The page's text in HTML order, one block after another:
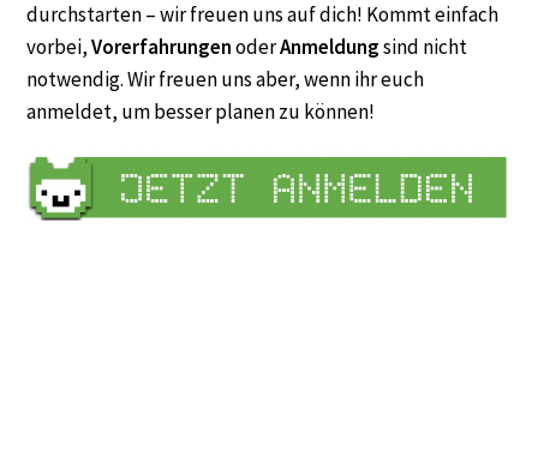
durchstarten – wir freuen uns auf dich! Kommt einfach
vorbei,VorerfahrungenoderAnmeldungsind nicht
notwendig. Wir freuen uns aber, wenn ihr euch
anmeldet, um besser planen zu können!